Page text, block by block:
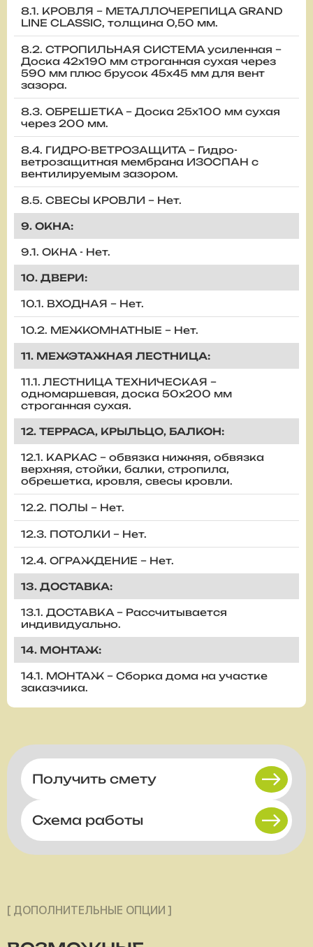
8.1. КРОВЛЯ – МЕТАЛЛОЧЕРЕПИЦА GRAND
LINE CLASSIC, толщина 0,50 мм.
8.2. СТРОПИЛЬНАЯ СИСТЕМА усиленная –
Доска 42х190 мм строганная сухая через
590 мм плюс брусок 45х45 мм для вент
зазора.
8.3. ОБРЕШЕТКА – Доска 25х100 мм сухая
через 200 мм.
8.4. ГИДРО-ВЕТРОЗАЩИТА – Гидро-
ветрозащитная мембрана ИЗОСПАН с
вентилируемым зазором.
8.5. СВЕСЫ КРОВЛИ – Нет.
9. ОКНА:
9.1. ОКНА - Нет.
10. ДВЕРИ:
10.1. ВХОДНАЯ – Нет.
10.2. МЕЖКОМНАТНЫЕ – Нет.
11. МЕЖЭТАЖНАЯ ЛЕСТНИЦА:
11.1. ЛЕСТНИЦА ТЕХНИЧЕСКАЯ –
одномаршевая, доска 50х200 мм
строганная сухая.
12. ТЕРРАСА, КРЫЛЬЦО, БАЛКОН:
12.1. КАРКАС – обвязка нижняя, обвязка
верхняя, стойки, балки, стропила,
обрешетка, кровля, свесы кровли.
12.2. ПОЛЫ – Нет.
12.3. ПОТОЛКИ – Нет.
12.4. ОГРАЖДЕНИЕ – Нет.
13. ДОСТАВКА:
13.1. ДОСТАВКА – Рассчитывается
индивидуально.
14. МОНТАЖ:
14.1. МОНТАЖ – Сборка дома на участке
заказчика.
Получить смету
Схема работы
[ ДОПОЛНИТЕЛЬНЫЕ ОПЦИИ ]